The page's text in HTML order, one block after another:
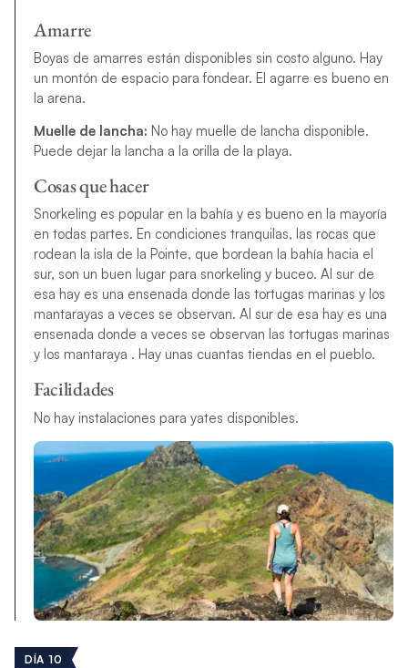
Amarre
Boyas de amarres están disponibles sin costo alguno. Hay
un montón de espacio para fondear. El agarre es bueno en
la arena.
Muelle de lancha: No hay muelle de lancha disponible.
Puede dejar la lancha a la orilla de la playa.
Cosas que hacer
Snorkeling es popular en la bahía y es bueno en la mayoría
en todas partes. En condiciones tranquilas, las rocas que
rodean la isla de la Pointe, que bordean la bahía hacia el
sur, son un buen lugar para snorkeling y buceo. Al sur de
esa hay es una ensenada donde las tortugas marinas y los
mantarayas a veces se observan. Al sur de esa hay es una
ensenada donde a veces se observan las tortugas marinas
y los mantaraya . Hay unas cuantas tiendas en el pueblo.
Facilidades
No hay instalaciones para yates disponibles.
DÍA 10